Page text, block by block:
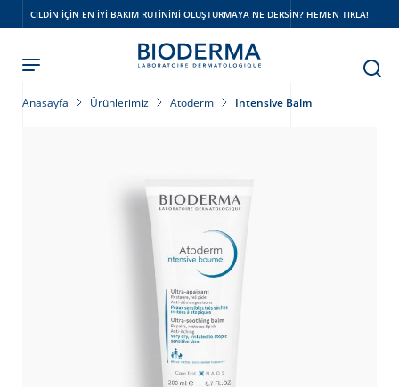
CILDIN IÇIN EN IYI BAKIM RUTININI OLUŞTURMAYA NE DERSIN? HEMEN TIKLA!
Anasayfa Ürünlerimiz Atoderm Intensive Balm